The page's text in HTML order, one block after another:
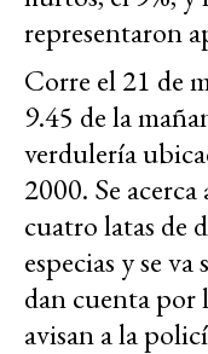
representaron
Corre el 21 de
9.45 de la
verdulería
2000. Se
cuatro latas de
especias y se
dan cuenta por
avisan a la